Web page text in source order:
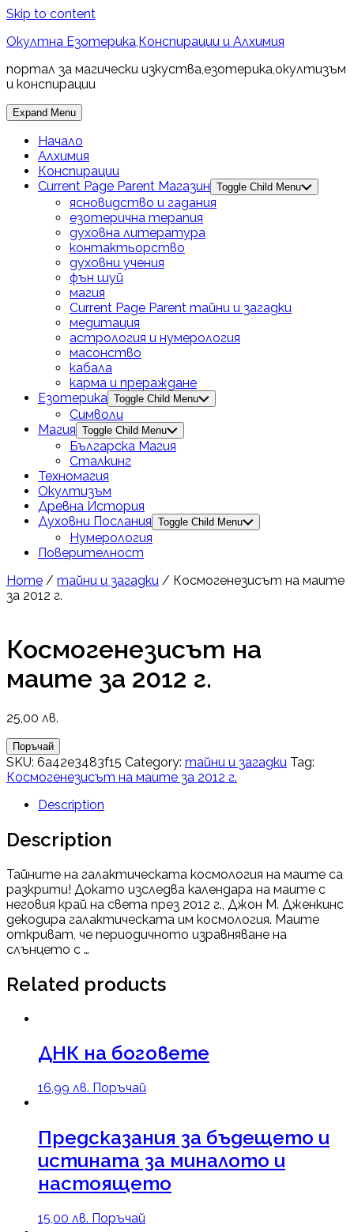
Skip to content
Окултна Езотерика,Конспирации и Алхимия
портал за магически изкуства,езотерика,окултизъм
и конспирации
Expand Menu
Начало
Алхимия
Конспирации
Current Page Parent Магазин Toggle Child Menu
ясновидство и гадания
езотерична терапия
духовна литература
контактьорство
духовни учения
фън шуй
магия
Current Page Parent тайни и загадки
медитация
астрология и нумерология
масонство
кабала
карма и прераждане
Езотерика Toggle Child Menu
Символи
Магия Toggle Child Menu
Българска Магия
Сталкинг
Техномагия
Окултизъм
Древна История
Духовни Послания Toggle Child Menu
Нумерология
Поверителност
Home / тайни и загадки / Космогенезисът на маите
за 2012 г.
Космогенезисът на
маите за 2012 г.
25,00 лв.
Поръчай
SKU: 6a42e3483f15 Category: тайни и загадки Tag:
Космогенезисът на маите за 2012 г.
Description
Description
Тайните на галактическата космология на маите са
разкрити! Докато изследва календара на маите с
неговия край на света през 2012 г., Джон М. Дженкинс
декодира галактическата им космология. Маите
откриват, че периодичното изравняване на
слънцето с …
Related products
ДНК на боговете
16,99 лв. Поръчай
Предсказания за бъдещето и
истината за миналото и
настоящето
15,00 лв. Поръчай